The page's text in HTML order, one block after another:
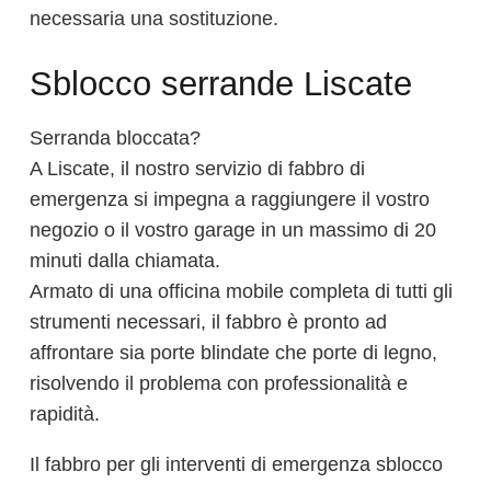
necessaria una sostituzione.
Sblocco serrande Liscate
Serranda bloccata?
A Liscate, il nostro servizio di fabbro di
emergenza si impegna a raggiungere il vostro
negozio o il vostro garage in un massimo di 20
minuti dalla chiamata.
Armato di una officina mobile completa di tutti gli
strumenti necessari, il fabbro è pronto ad
affrontare sia porte blindate che porte di legno,
risolvendo il problema con professionalità e
rapidità.
Il fabbro per gli interventi di emergenza sblocco